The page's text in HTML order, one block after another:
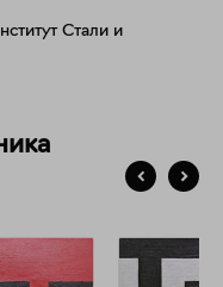
сверху вниз, внимание
Стали и